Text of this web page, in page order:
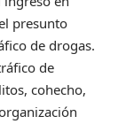
presunto
de drogas.
de
cohecho,